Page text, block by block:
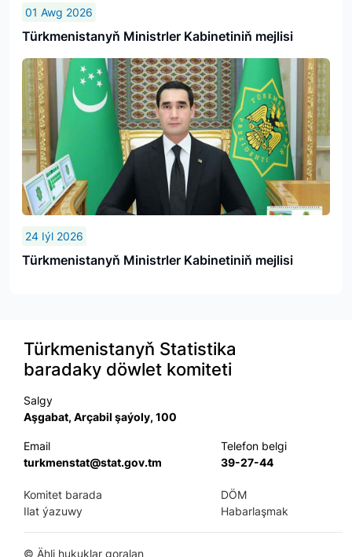
01 Awg 2026
Türkmenistanyň Ministrler Kabinetiniň mejlisi
24 Iýl 2026
Türkmenistanyň Ministrler Kabinetiniň mejlisi
Türkmenistanyň Statistika
baradaky döwlet komiteti
Salgy
Aşgabat, Arçabil şaýoly, 100
Email
turkmenstat@stat.gov.tm
Telefon belgi
39-27-44
Komitet barada
Ilat ýazuwy
DÖM
Habarlaşmak
© Ähli hukuklar goralan